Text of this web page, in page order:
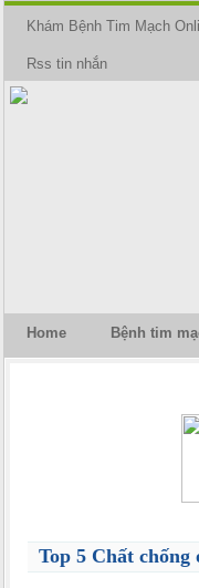
Khám Bệnh Tim Mạch
Rss tin nhắn
Home Bệnh tim
Top 5 Chất